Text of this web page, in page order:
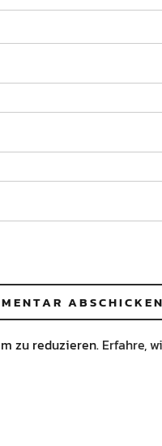
zu reduzieren. Erfahre,